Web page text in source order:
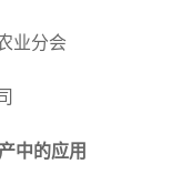
业分会
中的应用